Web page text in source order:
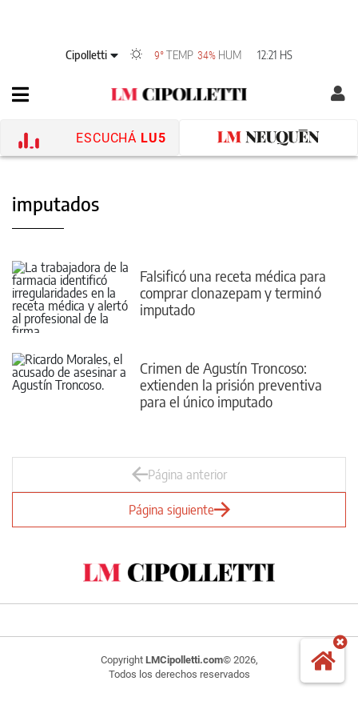
Cipolletti 9°TEMP 34% HUM 12:21 HS
ESCUCHÁ LU5
imputados
Falsificó una receta médica para
comprar clonazepam y terminó
imputado
Crimen de Agustín Troncoso:
extienden la prisión preventiva
para el único imputado
Página anterior
Página siguiente
Copyright LMCipolletti.com© 2026,
Todos los derechos reservados